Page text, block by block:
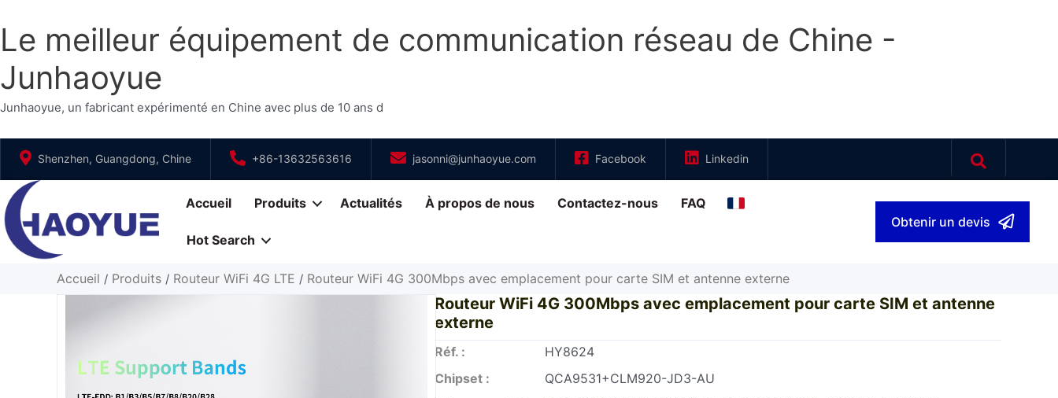
Le meilleur équipement de communication réseau de Chine -
Junhaoyue
Junhaoyue, un fabricant expérimenté en Chine avec plus de 10 ans d
Aller
contenu
Shenzhen, Guangdong, Chine +86-13632563616 jasonni@junhaoyue.com Facebook Linkedin
Accueil Produits Actualités À propos de nous Contactez-nous FAQ
Hot Search
Obtenir un devis
Accueil / Produits / Routeur WiFi 4G LTE / Routeur WiFi 4G 300Mbps avec emplacement pour carte SIM et antenne externe
Routeur WiFi 4G 300Mbps avec emplacement pour carte SIM et antenne
externe
Réf. :
HY8624
Chipset :
QCA9531+CLM920-JD3-AU